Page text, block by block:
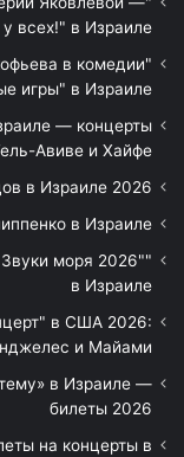
всех!" в Израиле
в комедии
игры" в Израиле
— концерты
Авиве и Хайфе
в Израиле 2026
в Израиле
моря 2026"
в Израиле
в США 2026:
и Майами
в Израиле —
билеты 2026
на концерты в